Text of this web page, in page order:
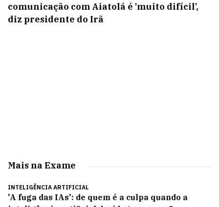
comunicação com Aiatolá é 'muito difícil',
diz presidente do Irã
Mais na Exame
INTELIGÊNCIA ARTIFICIAL
'A fuga das IAs': de quem é a culpa quando a